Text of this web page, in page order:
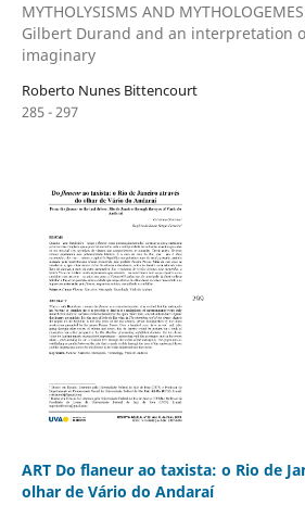
MYTHOLYSISMS AND
Gilbert Durand and an interpretation
imaginary
Roberto Nunes Bittencourt
285 - 297
ART Do flaneur ao taxista: o Rio de
olhar de Vário do Andaraí